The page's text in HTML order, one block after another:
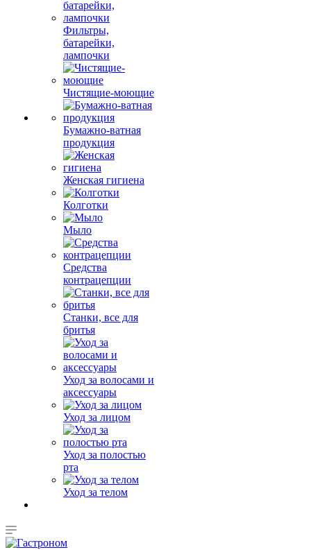
Фильтры,
батарейки,
лампочки
Чистящие-моющие
Бумажно-ватная
продукция
Женская гигиена
Колготки
Мыло
Средства
контрацепции
Станки, все для
бритья
Уход за волосами и
аксессуары
Уход за лицом
Уход за полостью
рта
Уход за телом